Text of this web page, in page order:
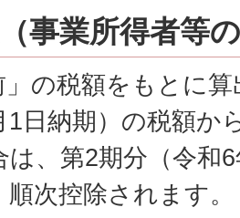
事業所得者等
」の税額をもとに
1日納期）の税額か
は、第2期分（令和
次控除されます。